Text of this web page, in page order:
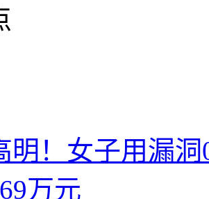
明！女子用漏
万元